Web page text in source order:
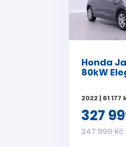
Honda
80kW
2022 | 61 177
327
347 999